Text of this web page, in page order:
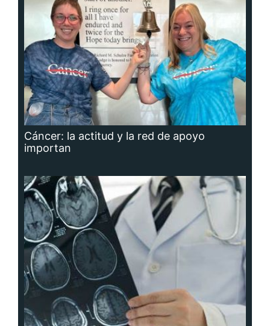
Cáncer: la actitud y la red de apoyo
importan